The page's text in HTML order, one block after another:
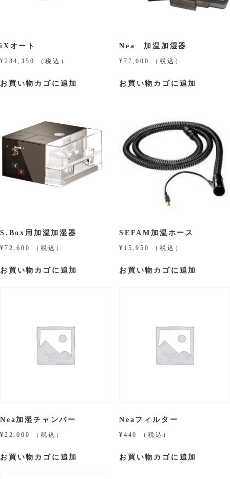
iXオート
¥ 284,350 （税込）
お買い物カゴに追加
Nea 加温加湿器
¥ 77,000 （税込）
お買い物カゴに追加
S.Box用加温加湿器
¥ 72,600 （税込）
お買い物カゴに追加
SEFAM加温ホース
¥ 15,950 （税込）
お買い物カゴに追加
Nea加湿チャンバー
¥ 22,000 （税込）
お買い物カゴに追加
Neaフィルター
¥ 440 （税込）
お買い物カゴに追加